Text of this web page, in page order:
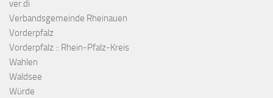
ver.di
Verbandsgemeinde Rheinauen
Vorderpfalz
Vorderpfalz :: Rhein-Pfalz-Kreis
Wahlen
Waldsee
Würde